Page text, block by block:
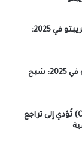
الركود الاقتصادي العالمي يُؤثر سلبًا على سوق الكريبتو في 2025:
الاحتيال والاختراقات تُزعزع الثقة في سوق الكريبتو في 2025: شبح
منافسة العملات الرقمية للبنوك المركزية (CBDCs) تُؤدي إلى تراجع